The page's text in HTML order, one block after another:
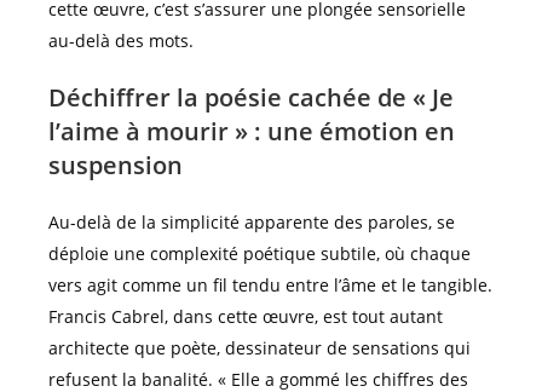
cette œuvre, c’est s’assurer une plongée sensorielle
au-delà des mots.
Déchiffrer la poésie cachée de « Je
l’aime à mourir » : une émotion en
suspension
Au-delà de la simplicité apparente des paroles, se
déploie une complexité poétique subtile, où chaque
vers agit comme un fil tendu entre l’âme et le tangible.
Francis Cabrel, dans cette œuvre, est tout autant
architecte que poète, dessinateur de sensations qui
refusent la banalité. « Elle a gommé les chiffres des